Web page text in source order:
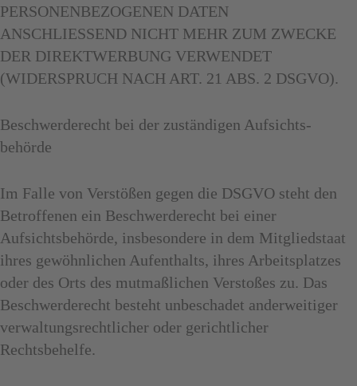
PERSONENBEZOGENEN DATEN
ANSCHLIESSEND NICHT MEHR ZUM ZWECKE
DER DIREKTWERBUNG VERWENDET
(WIDERSPRUCH NACH ART. 21 ABS. 2 DSGVO).
Beschwerde­recht bei der zuständigen Aufsichts­
behörde
Im Falle von Verstößen gegen die DSGVO steht den
Betroffenen ein Beschwerderecht bei einer
Aufsichtsbehörde, insbesondere in dem Mitgliedstaat
ihres gewöhnlichen Aufenthalts, ihres Arbeitsplatzes
oder des Orts des mutmaßlichen Verstoßes zu. Das
Beschwerderecht besteht unbeschadet anderweitiger
verwaltungsrechtlicher oder gerichtlicher
Rechtsbehelfe.